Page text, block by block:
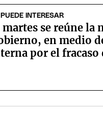
INTERESAR
martes se reúne la
en medio
por el fracaso